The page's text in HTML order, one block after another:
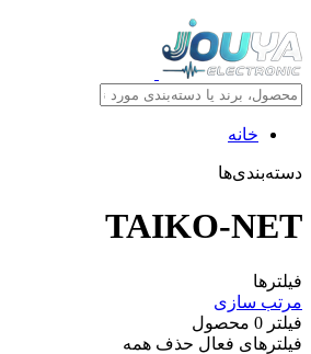
خانه
دسته‌بندی‌ها
TAIKO-NET
فیلترها
مرتب سازی
فیلتر 0 محصول
فیلترهای فعال حذف همه